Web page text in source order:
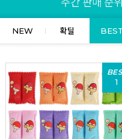
NEW 확딜
1